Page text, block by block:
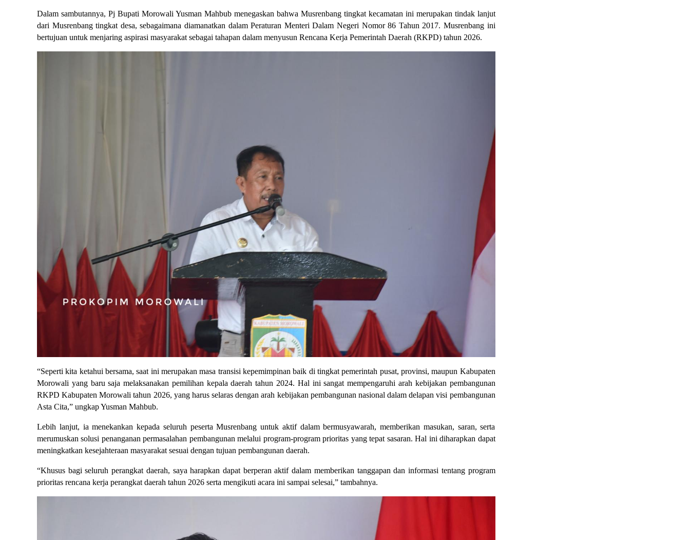
Dalam sambutannya, Pj Bupati Morowali Yusman Mahbub menegaskan bahwa Musrenbang tingkat kecamatan ini merupakan tindak lanjut
dari Musrenbang tingkat desa, sebagaimana diamanatkan dalam Peraturan Menteri Dalam Negeri Nomor 86 Tahun 2017. Musrenbang ini
bertujuan untuk menjaring aspirasi masyarakat sebagai tahapan dalam menyusun Rencana Kerja Pemerintah Daerah (RKPD) tahun 2026.
“Seperti kita ketahui bersama, saat ini merupakan masa transisi kepemimpinan baik di tingkat pemerintah pusat, provinsi, maupun Kabupaten
Morowali yang baru saja melaksanakan pemilihan kepala daerah tahun 2024. Hal ini sangat mempengaruhi arah kebijakan pembangunan
RKPD Kabupaten Morowali tahun 2026, yang harus selaras dengan arah kebijakan pembangunan nasional dalam delapan visi pembangunan
Asta Cita,” ungkap Yusman Mahbub.
Lebih lanjut, ia menekankan kepada seluruh peserta Musrenbang untuk aktif dalam bermusyawarah, memberikan masukan, saran, serta
merumuskan solusi penanganan permasalahan pembangunan melalui program-program prioritas yang tepat sasaran. Hal ini diharapkan dapat
meningkatkan kesejahteraan masyarakat sesuai dengan tujuan pembangunan daerah.
“Khusus bagi seluruh perangkat daerah, saya harapkan dapat berperan aktif dalam memberikan tanggapan dan informasi tentang program
prioritas rencana kerja perangkat daerah tahun 2026 serta mengikuti acara ini sampai selesai,” tambahnya.